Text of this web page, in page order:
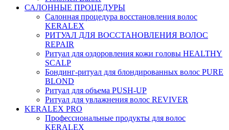
САЛОННЫЕ ПРОЦЕДУРЫ
Салонная процедура восстановления волос
KERALEX
РИТУАЛ ДЛЯ ВОССТАНОВЛЕНИЯ ВОЛОС
REPAIR
Ритуал для оздоровления кожи головы HEALTHY
SCALP
Бондинг-ритуал для блондированных волос PURE
BLOND
Ритуал для объема PUSH-UP
Ритуал для увлажнения волос REVIVER
KERALEX PRO
Профессиональные продукты для волос
KERALEX